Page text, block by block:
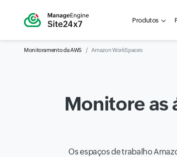
Produtos
Monitoramento da AWS Amazon WorkSpaces
Monitore as
Os espaços de trabalho